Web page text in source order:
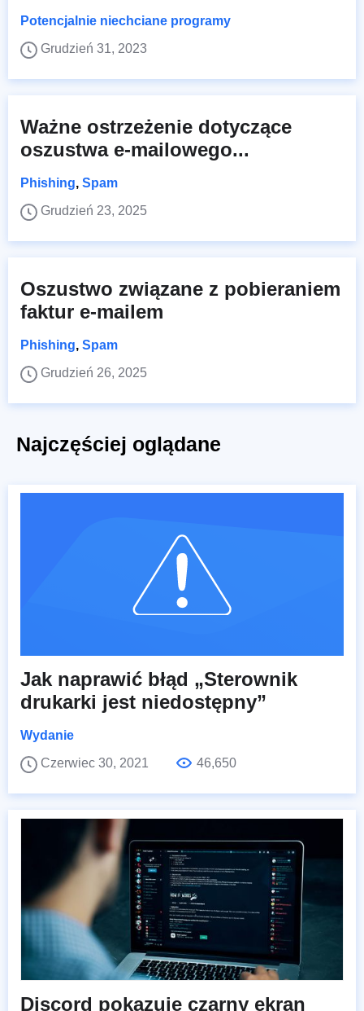
Potencjalnie niechciane programy
Grudzień 31, 2023
Ważne ostrzeżenie dotyczące
oszustwa e-mailowego...
Phishing, Spam
Grudzień 23, 2025
Oszustwo związane z pobieraniem
faktur e-mailem
Phishing, Spam
Grudzień 26, 2025
Najczęściej oglądane
Jak naprawić błąd „Sterownik
drukarki jest niedostępny”
Wydanie
Czerwiec 30, 2021
46,650
Discord pokazuje czarny ekran